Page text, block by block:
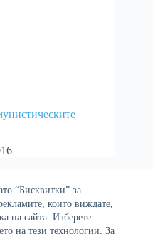
“Бисквитки” за
които виждате,
на сайта. Изберете
на тези технологии. За